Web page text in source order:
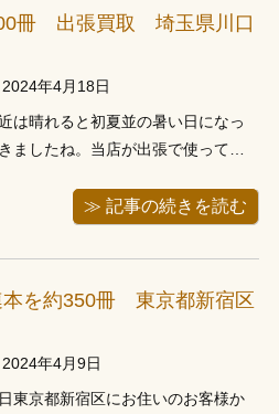
客様も音楽関連の本で当店へ依頼の
ルを送ってくれました。遺品整理
冊 出張買取 埼玉県川口
2024年4月18日
は晴れると初夏並の暑い日になっ
ましたね。当店が出張で使ってい
です。この間の晴れた日に出張スタ
していました。もう何年も運転し
ますのでハイエースをバッチリ乗
なしています。そのお手入れした
≫ 記事の続きを読む
を約350冊 東京都新宿区
2024年4月9日
東京都新宿区にお住いのお客様か